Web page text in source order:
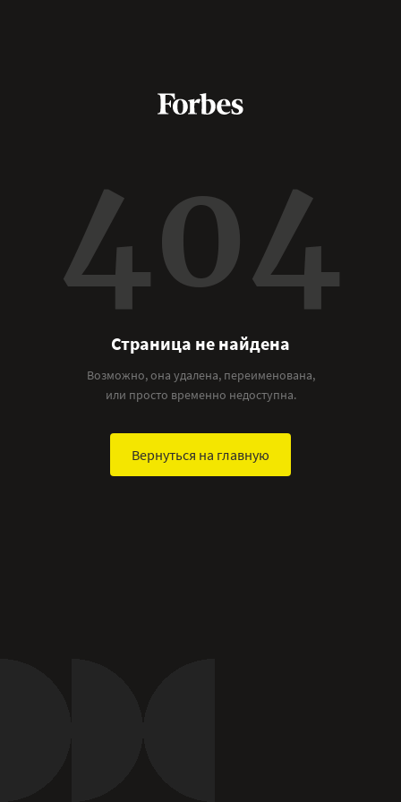
404
Страница не найдена
Возможно, она удалена, переименована,
или просто временно недоступна.
Вернуться на главную